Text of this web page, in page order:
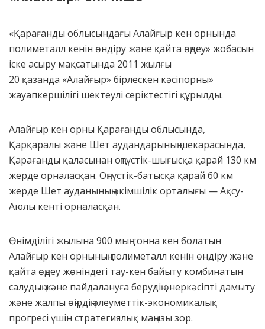
«Қарағанды облысындағы Алайғыр кен орнында
полиметалл кенін өндіру және қайта өңдеу» жобасын
іске асыру мақсатында 2011 жылғы
20 қазанда «Алайғыр» бірлескен кәсіпорны»
жауапкершілігі шектеулі серіктестігі құрылды.
Алайғыр кен орны Қарағанды облысында,
Қарқаралы және Шет аудандарының шекарасында,
Қарағанды қаласынан оңтүстік-шығысқа қарай 130 км
жерде орналасқан. Оңтүстік-батысқа қарай 60 км
жерде Шет ауданының әкімшілік орталығы — Ақсу-
Аюлы кенті орналасқан.
Өнімділігі жылына 900 мың тонна кен болатын
Алайғыр кен орнының полиметалл кенін өндіру және
қайта өңдеу жөніндегі тау-кен байыту комбинатын
салудың және пайдалануға берудің өнеркәсіпті дамыту
және жалпы өңірдің әлеуметтік-экономикалық
прогресі үшін стратегиялық маңызы зор.